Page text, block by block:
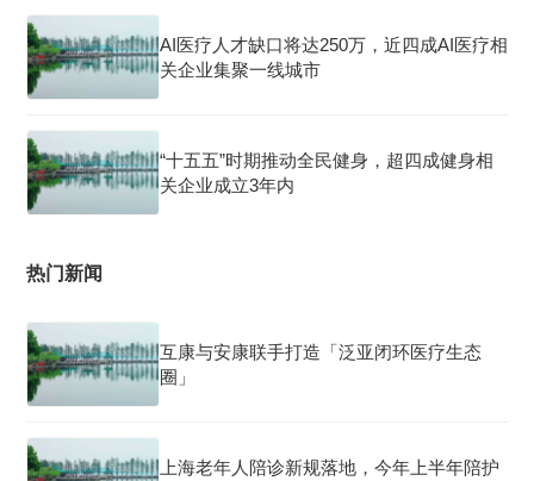
AI医疗人才缺口将达250万，近四成AI医疗相
关企业集聚一线城市
“十五五”时期推动全民健身，超四成健身相
关企业成立3年内
热门新闻
互康与安康联手打造「泛亚闭环医疗生态
圈」
上海老年人陪诊新规落地，今年上半年陪护